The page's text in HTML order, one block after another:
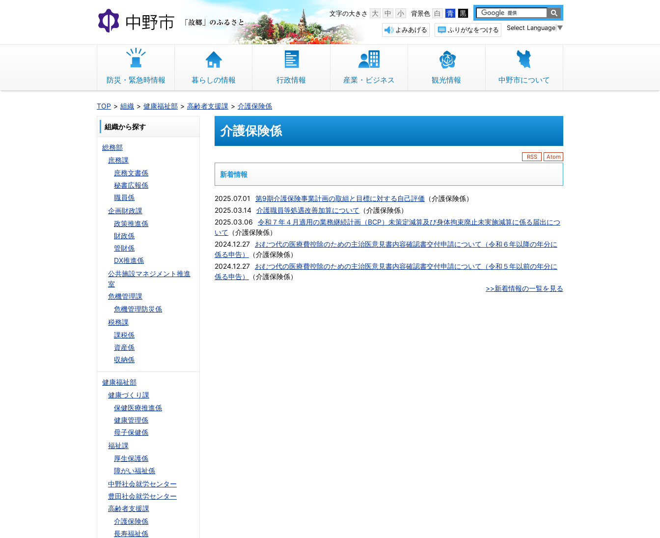
文
へ
動
中野市 「故郷」のふるさと 背景色 白 青 黒
文字の大きさ 大 中 小
Select Language ▼
ふりがなをつける
よみあげる
防災・緊急時情報 暮らしの情報 行政情報 産業・ビジネス 観光情報 中野市について
TOP 組織 健康福祉部 高齢者支援課 介護保険係
介護保険係
RSS Atom
新着情報
2025.07.01 第9期介護保険事業計画の取組と目標に対する自己評価 （介護保険係）
2025.03.14 介護職員等処遇改善加算について （介護保険係）
2025.03.06
令和７年４月適用の業務継続計画（BCP）未策定減算及び身体拘束廃止未実施減算に係る届出につ
いて （介護保険係）
2024.12.27
おむつ代の医療費控除のための主治医意見書内容確認書交付申請について（令和６年以降の年分に
係る申告）
（介護保険係）
2024.12.27
おむつ代の医療費控除のための主治医意見書内容確認書交付申請について（令和５年以前の年分に
係る申告）
（介護保険係）
>>新着情報の一覧を見る
組織から探す
総務部
庶務課
庶務文書係
秘書広報係
職員係
企画財政課
政策推進係
財政係
管財係
DX推進係
公共施設マネジメント推進
室
危機管理課
危機管理防災係
税務課
課税係
資産係
収納係
健康福祉部
健康づくり課
保健医療推進係
健康管理係
母子保健係
福祉課
厚生保護係
障がい福祉係
中野社会就労センター
豊田社会就労センター
高齢者支援課
介護保険係
長寿福祉係